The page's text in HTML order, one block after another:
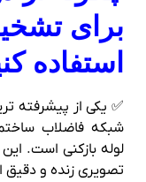
برای
استفاده
✅ یکی از پیشرفته‌
شبکه فاضلاب
لوله‌ بازکنی است.
تصویری زنده و دقیق